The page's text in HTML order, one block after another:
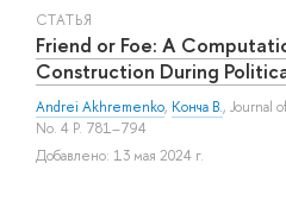
СТАТЬЯ
Friend or Foe: A
Construction During
Andrei Akhremenko, Конча В., Journal
No. 4 P. 781–794
Добавлено: 13 мая 2024 г.